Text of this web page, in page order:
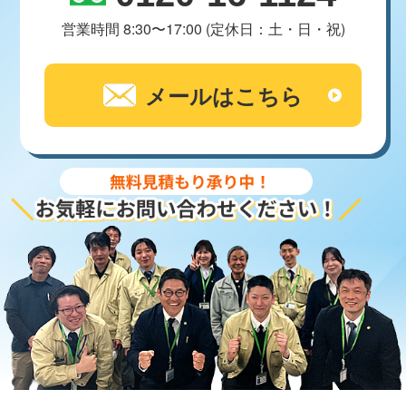
営業時間 8:30〜17:00 (定休日：土・日・祝)
メールはこちら